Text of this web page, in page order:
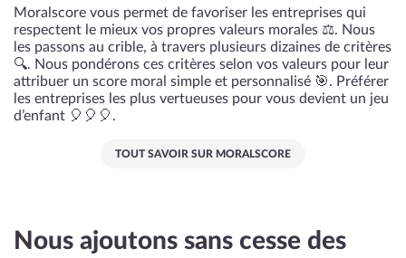
Moralscore vous permet de favoriser les entreprises qui
respectent le mieux vos propres valeurs morales ⚖️. Nous
les passons au crible, à travers plusieurs dizaines de critères
🔍. Nous pondérons ces critères selon vos valeurs pour leur
attribuer un score moral simple et personnalisé 🎯. Préférer
les entreprises les plus vertueuses pour vous devient un jeu
d’enfant 🎈🎈🎈.
TOUT SAVOIR SUR MORALSCORE
Nous ajoutons sans cesse des